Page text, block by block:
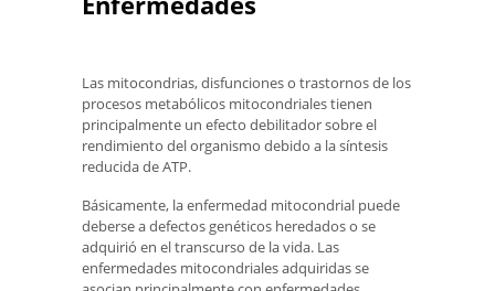
Las mitocondrias, disfunciones o trastornos de los
procesos metabólicos mitocondriales tienen
principalmente un efecto debilitador sobre el
rendimiento del organismo debido a la síntesis
reducida de ATP.
Básicamente, la enfermedad mitocondrial puede
deberse a defectos genéticos heredados o se
adquirió en el transcurso de la vida. Las
enfermedades mitocondriales adquiridas se